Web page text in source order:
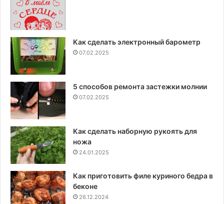
Как сделать электронный барометр
07.02.2025
5 способов ремонта застежки молнии
07.02.2025
Как сделать наборную рукоять для
ножа
24.01.2025
Как приготовить филе куриного бедра в
беконе
26.12.2024